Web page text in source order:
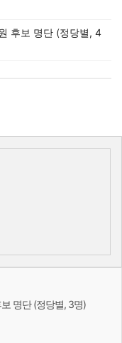
후보 명단 (정당별, 4
명단 (정당별, 3명)